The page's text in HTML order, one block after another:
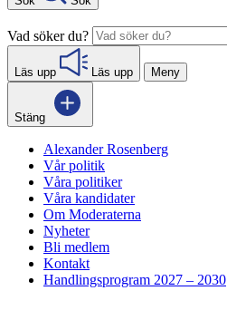
Vad söker du?
Läs upp Läs upp Meny
Stäng
Alexander Rosenberg
Vår politik
Våra politiker
Våra kandidater
Om Moderaterna
Nyheter
Bli medlem
Kontakt
Handlingsprogram 2027 – 2030